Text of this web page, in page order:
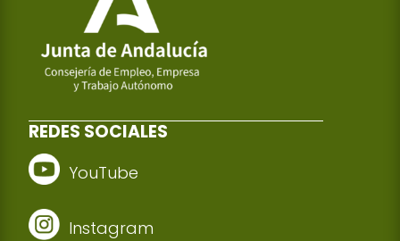
REDES SOCIALES
YouTube
Instagram